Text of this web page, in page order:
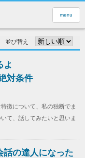
menu
並び替え
よ
対条件
徴について、私の独断でま
て、話してみたいと思いま
話の達人になった